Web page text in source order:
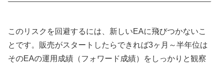
このリスクを回避するには、新しいEAに飛びつかないこ
とです。販売がスタートしたらできれば3ヶ月～半年位は
そのEAの運用成績（フォワード成績）をしっかりと観察